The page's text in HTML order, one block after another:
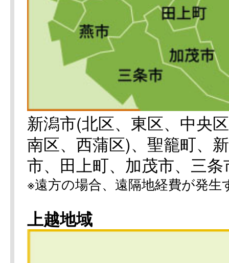
新潟市(北区、東区、中央
南区、西蒲区)、聖籠町、
市、田上町、加茂市、三
※遠方の場合、遠隔地経費が発
上越地域